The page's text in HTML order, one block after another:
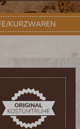
KURZWAREN